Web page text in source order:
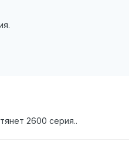
2600 серия..